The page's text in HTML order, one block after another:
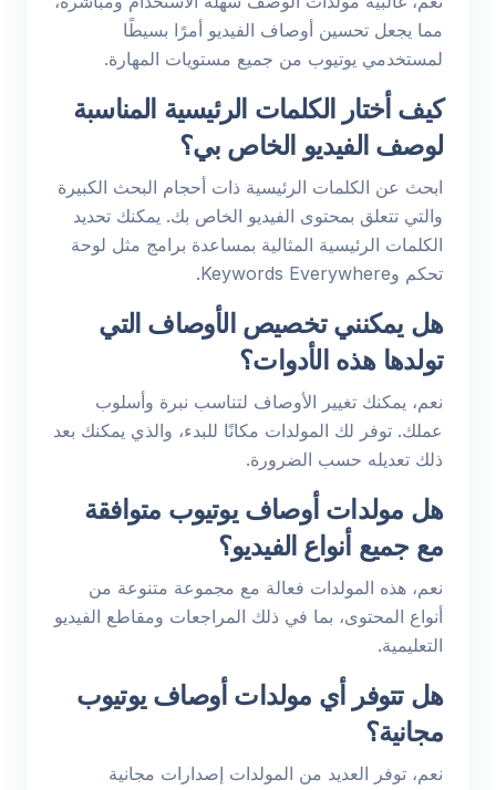
مما يجعل تحسين أوصاف الفيديو أمرًا بسيطًا
لمستخدمي يوتيوب من جميع مستويات المهارة.
كيف أختار الكلمات الرئيسية المناسبة
لوصف الفيديو الخاص بي؟
ابحث عن الكلمات الرئيسية ذات أحجام البحث الكبيرة
والتي تتعلق بمحتوى الفيديو الخاص بك. يمكنك تحديد
الكلمات الرئيسية المثالية بمساعدة برامج مثل لوحة
تحكم وKeywords Everywhere.
هل يمكنني تخصيص الأوصاف التي
تولدها هذه الأدوات؟
نعم، يمكنك تغيير الأوصاف لتناسب نبرة وأسلوب
عملك. توفر لك المولدات مكانًا للبدء، والذي يمكنك بعد
ذلك تعديله حسب الضرورة.
هل مولدات أوصاف يوتيوب متوافقة
مع جميع أنواع الفيديو؟
نعم، هذه المولدات فعالة مع مجموعة متنوعة من
أنواع المحتوى، بما في ذلك المراجعات ومقاطع الفيديو
التعليمية.
هل تتوفر أي مولدات أوصاف يوتيوب
مجانية؟
نعم، توفر العديد من المولدات إصدارات مجانية